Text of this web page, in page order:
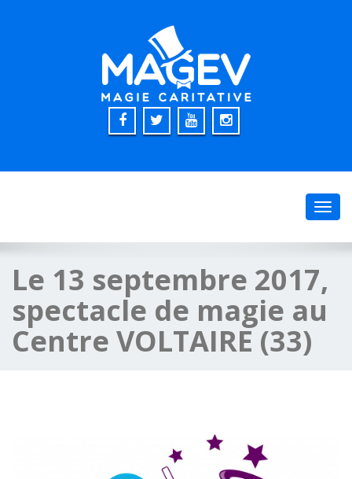
Le 13 septembre 2017,
spectacle de magie au
Centre VOLTAIRE (33)